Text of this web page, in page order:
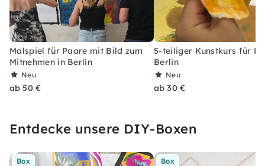
Malspiel für Paare mit Bild zum
Mitnehmen in Berlin
Neu
ab 50 €
5-teiliger Kunstkurs für
Berlin
Neu
ab 30 €
Entdecke unsere DIY-Boxen
Box Box